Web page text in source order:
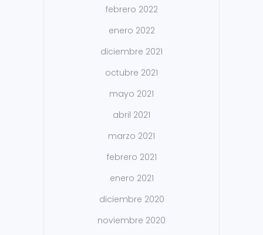
febrero 2022
enero 2022
diciembre 2021
octubre 2021
mayo 2021
abril 2021
marzo 2021
febrero 2021
enero 2021
diciembre 2020
noviembre 2020